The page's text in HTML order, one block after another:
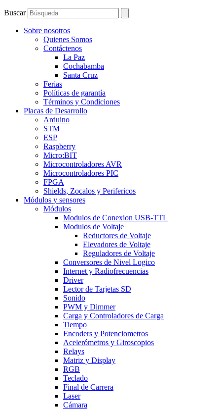
Buscar
Sobre nosotros
Quienes Somos
Contáctenos
La Paz
Cochabamba
Santa Cruz
Ferias
Políticas de garantía
Términos y Condiciones
Placas de Desarrollo
Arduino
STM
ESP
Raspberry
Micro:BIT
Microcontroladores AVR
Microcontroladores PIC
FPGA
Shields, Zocalos y Perifericos
Módulos y sensores
Módulos
Modulos de Conexion USB-TTL
Modulos de Voltaje
Reductores de Voltaje
Elevadores de Voltaje
Reguladores de Voltaje
Conversores de Nivel Logico
Internet y Radiofrecuencias
Driver
Lector de Tarjetas SD
Sonido
PWM y Dimmer
Carga y Controladores de Carga
Tiempo
Encoders y Potenciometros
Acelerómetros y Giroscopios
Relays
Matriz y Display
RGB
Teclado
Final de Carrera
Laser
Cámara